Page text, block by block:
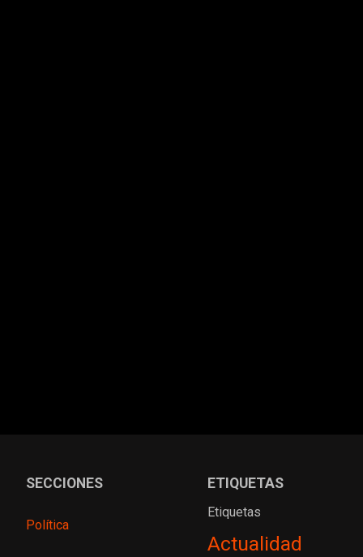
SECCIONES
Política
ETIQUETAS
Etiquetas
Actualidad